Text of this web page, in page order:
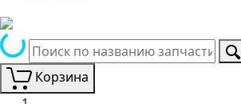
Корзина